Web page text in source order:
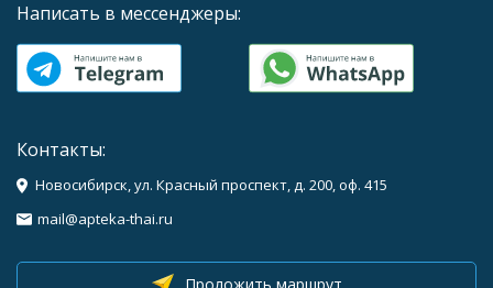
Написать в мессенджеры:
Контакты:
Новосибирск, ул. Красный проспект, д. 200, оф. 415
mail@apteka-thai.ru